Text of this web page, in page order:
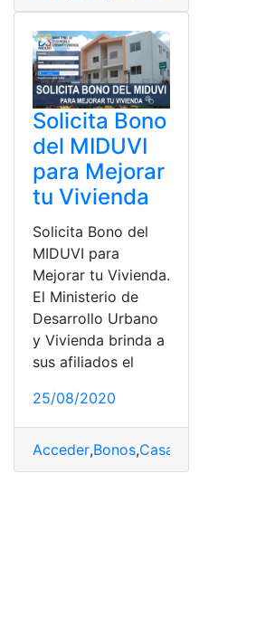
Solicita Bono
del MIDUVI
para Mejorar
tu Vivienda
Solicita Bono del
MIDUVI para
Mejorar tu Vivienda.
El Ministerio de
Desarrollo Urbano
y Vivienda brinda a
sus afiliados el
25/08/2020
Acceder,Bonos,Casa